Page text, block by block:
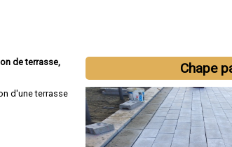
Chape
de terrasse,
d'une terrasse